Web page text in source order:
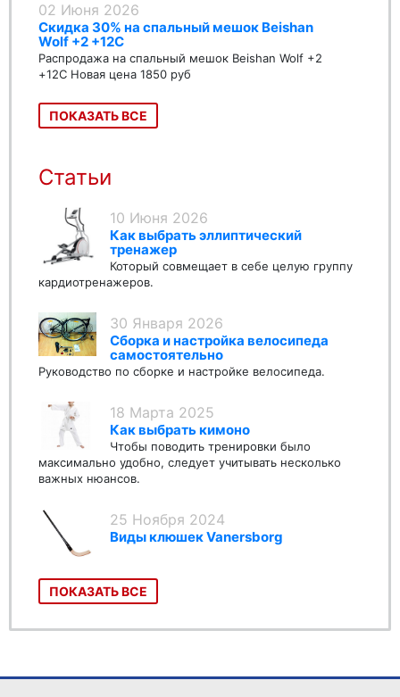
02 Июня 2026
Скидка 30% на спальный мешок Beishan
Wolf +2 +12C
Распродажа на спальный мешок Beishan Wolf +2
+12C Новая цена 1850 руб
ПОКАЗАТЬ ВСЕ
Статьи
10 Июня 2026
Как выбрать эллиптический
тренажер
Который совмещает в себе целую группу
кардиотренажеров.
30 Января 2026
Сборка и настройка велосипеда
самостоятельно
Руководство по сборке и настройке велосипеда.
18 Марта 2025
Как выбрать кимоно
Чтобы поводить тренировки было
максимально удобно, следует учитывать несколько
важных нюансов.
25 Ноября 2024
Виды клюшек Vanersborg
ПОКАЗАТЬ ВСЕ